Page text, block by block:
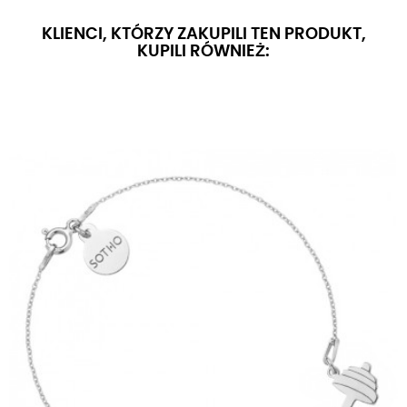
KLIENCI, KTÓRZY ZAKUPILI TEN PRODUKT,
KUPILI RÓWNIEŻ: